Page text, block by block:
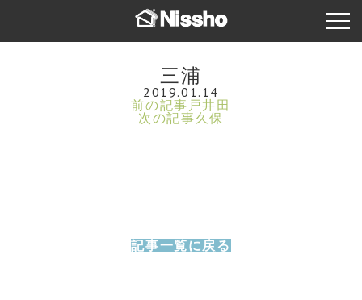
三浦
2019.01.14
前の記事 戸井田
次の記事久保
記事一覧に戻る